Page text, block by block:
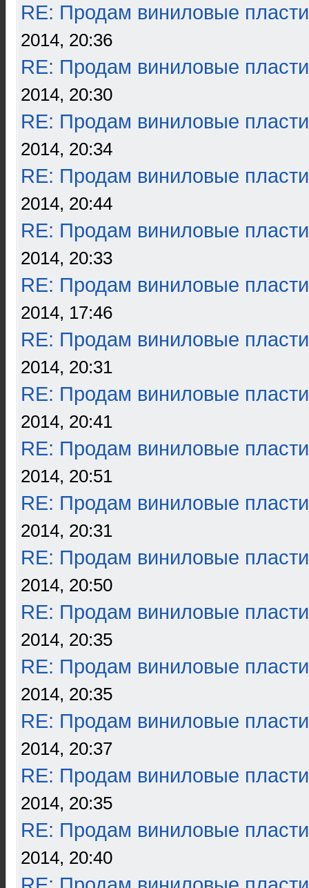
RE: Продам виниловые
2014, 20:36
RE: Продам виниловые
2014, 20:30
RE: Продам виниловые
2014, 20:34
RE: Продам виниловые
2014, 20:44
RE: Продам виниловые
2014, 20:33
RE: Продам виниловые
2014, 17:46
RE: Продам виниловые
2014, 20:31
RE: Продам виниловые
2014, 20:41
RE: Продам виниловые
2014, 20:51
RE: Продам виниловые
2014, 20:31
RE: Продам виниловые
2014, 20:50
RE: Продам виниловые
2014, 20:35
RE: Продам виниловые
2014, 20:35
RE: Продам виниловые
2014, 20:37
RE: Продам виниловые
2014, 20:35
RE: Продам виниловые
2014, 20:40